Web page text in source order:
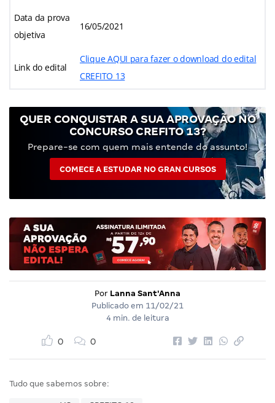
Data da prova
objetiva
16/05/2021
Link do edital
Clique AQUI para fazer o download do edital
CREFITO 13
QUER CONQUISTAR A SUA APROVAÇÃO NO
CONCURSO CREFITO 13?
Prepare-se com quem mais entende do assunto!
COMECE A ESTUDAR NO GRAN CURSOS
Por Lanna Sant'Anna
Publicado em 11/02/21
4 min. de leitura
0 0
Tudo que sabemos sobre: